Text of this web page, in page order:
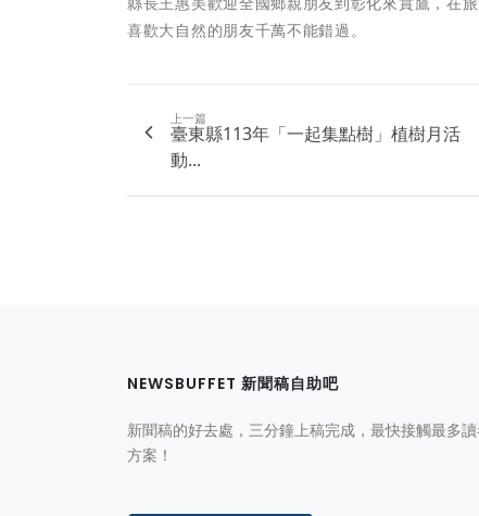
喜歡大自然的朋友千萬不能錯過。
上一篇
臺東縣113年「一起集點樹」植樹月活
動...
NEWSBUFFET 新聞稿自助吧
新聞稿的好去處，三分鐘上稿完成，最快接觸最多
方案！